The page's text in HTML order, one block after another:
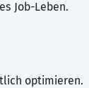
Job-Leben.
optimieren.